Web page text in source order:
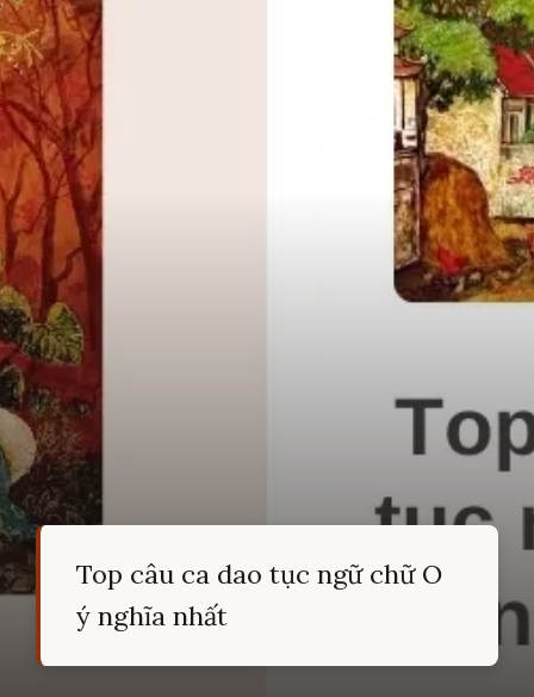
Top câu ca dao tục ngữ chữ O
ý nghĩa nhất